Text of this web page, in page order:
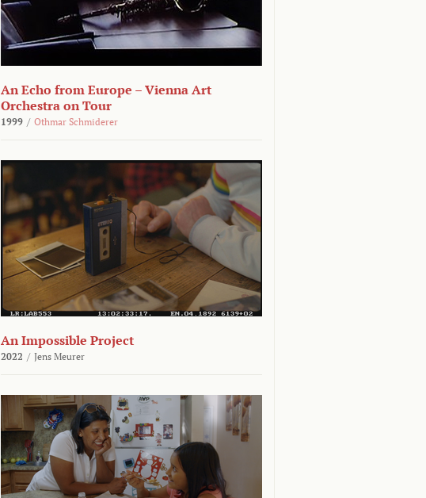
An Echo from Europe – Vienna Art
Orchestra on Tour
1999 / Othmar Schmiderer
An Impossible Project
2022 / Jens Meurer